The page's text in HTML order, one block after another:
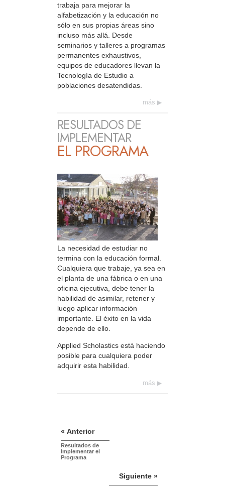
trabaja para mejorar la
alfabetización y la educación no
sólo en sus propias áreas sino
incluso más allá. Desde
seminarios y talleres a programas
permanentes exhaustivos,
equipos de educadores llevan la
Tecnología de Estudio a
poblaciones desatendidas.
más
RESULTADOS DE
IMPLEMENTAR
EL PROGRAMA
La necesidad de estudiar no
termina con la educación formal.
Cualquiera que trabaje, ya sea en
el planta de una fábrica o en una
oficina ejecutiva, debe tener la
habilidad de asimilar, retener y
luego aplicar información
importante. El éxito en la vida
depende de ello.
Applied Scholastics está haciendo
posible para cualquiera poder
adquirir esta habilidad.
más
« Anterior
Resultados de
Implementar el
Programa
Siguiente »